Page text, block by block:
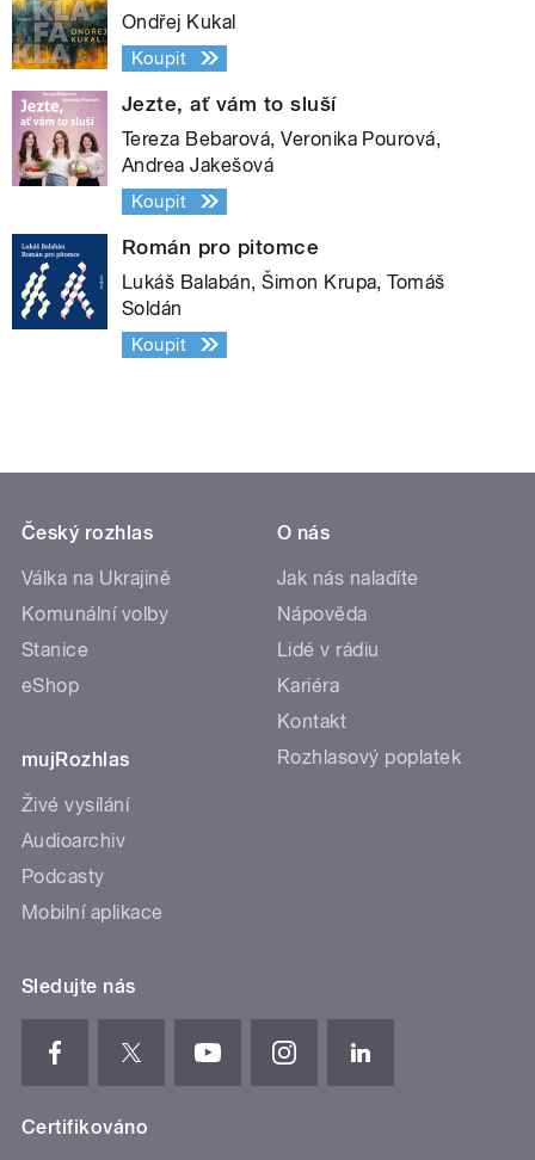
Ondřej Kukal
Koupit
Jezte, ať vám to sluší
Tereza Bebarová, Veronika Pourová,
Andrea Jakešová
Koupit
Román pro pitomce
Lukáš Balabán, Šimon Krupa, Tomáš
Soldán
Koupit
Český rozhlas
Válka na Ukrajině
Komunální volby
Stanice
eShop
mujRozhlas
Živé vysílání
Audioarchiv
Podcasty
Mobilní aplikace
O nás
Jak nás naladíte
Nápověda
Lidé v rádiu
Kariéra
Kontakt
Rozhlasový poplatek
Sledujte nás
Certifikováno